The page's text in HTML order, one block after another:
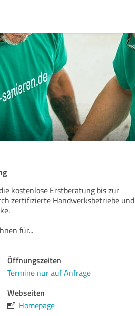
kostenlose Erstberatung bis zur
zertifizierte Handwerksbetriebe und
für...
Öffnungszeiten
Termine nur auf Anfrage
Webseiten
Homepage